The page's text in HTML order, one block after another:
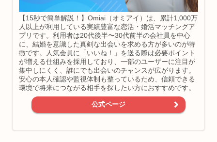
【15秒で簡単解説！】Omiai（オミアイ）は、累計1,000万
人以上が利用している実績豊富な恋活・婚活マッチングア
プリです。利用者は20代後半〜30代前半の会社員を中心
に、結婚を意識した真剣な出会いを求める方が多いのが特
徴です。人気会員に「いいね！」を送る際は必要ポイント
が増える仕組みを採用しており、一部のユーザーに注目が
集中しにくく、誰にでも出会いのチャンスが広がります。
安心の本人確認や監視体制も整っているため、信頼できる
環境で将来につながる相手を探したい方におすすめです。
公式ページ